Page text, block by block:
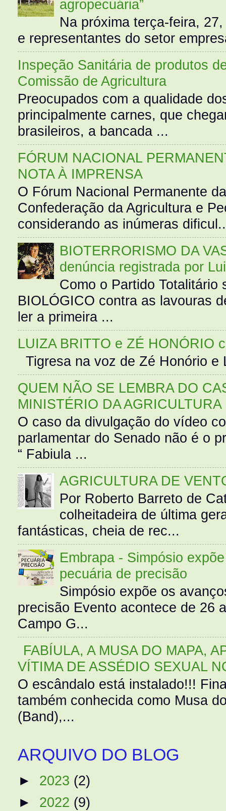
agropecuária”
Na próxima terça-feira,
e representantes do setor
Inspeção Sanitária de produtos
Comissão de Agricultura
Preocupados com a qualidade
principalmente carnes, que
brasileiros, a bancada ...
FÓRUM NACIONAL
NOTA À IMPRENSA
O Fórum Nacional Permanente
Confederação da Agricultura e
considerando as inúmeras
BIOTERRORISMO DA
denúncia registrada por
Como o Partido Totalitário
BIOLÓGICO contra as lavouras
ler a primeira ...
LUIZA BRITTO e ZÉ HONÓRIO
Tigresa na voz de Zé Honório
QUEM NÃO SE LEMBRA DO
MINISTÉRIO DA AGRICULTURA
O caso da divulgação do vídeo
parlamentar do Senado não é o
“ Fabiula ...
AGRICULTURA DE
Por Roberto Barreto de
colheitadeira de última
fantásticas, cheia de rec...
Embrapa - Simpósio
pecuária de precisão
Simpósio expõe os
precisão Evento acontece de 26
Campo G...
FABÍULA, A MUSA DO MAPA,
VÍTIMA DE ASSÉDIO SEXUAL
O escândalo está instalado!!!
também conhecida como Musa
(Band),...
ARQUIVO DO BLOG
► 2023 (2)
► 2022 (9)